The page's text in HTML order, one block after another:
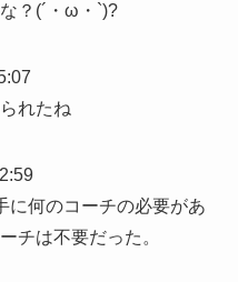
？(´・ω・`)?
れたね
に何のコーチの必要があ
チは不要だった。